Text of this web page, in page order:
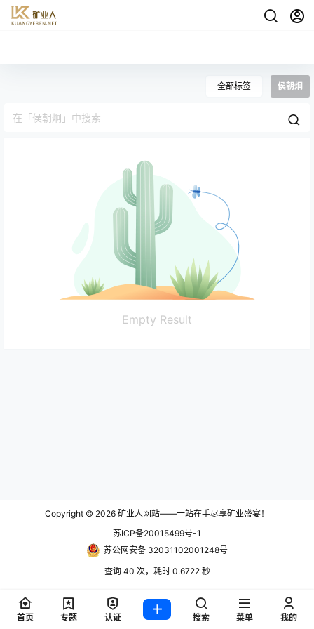
全部标签 侯朝炯
Empty Result
Copyright © 2026 矿业人网站——一站在手尽享矿业盛宴！
苏ICP备20015499号-1
苏公网安备 32031102001248号
查询 40 次，耗时 0.6722 秒
首页 专题 认证 搜索 菜单 我的